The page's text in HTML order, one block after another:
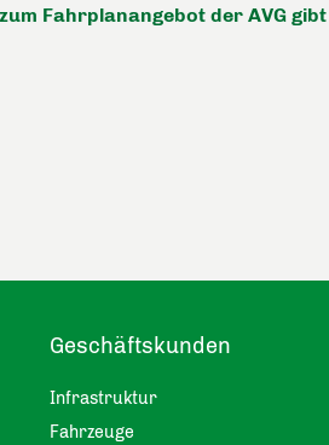
Fahrplanangebot der AVG
Geschäftskunden
Infrastruktur
Fahrzeuge